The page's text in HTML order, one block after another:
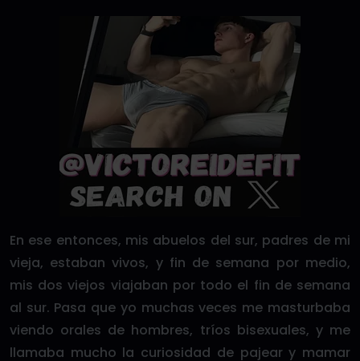
En ese entonces, mis abuelos del sur, padres de mi
vieja, estaban vivos, y fin de semana por medio,
mis dos viejos viajaban por todo el fin de semana
al sur. Pasa que yo muchas veces me masturbaba
viendo orales de hombres, tríos bisexuales, y me
llamaba mucho la curiosidad de pajear y mamar